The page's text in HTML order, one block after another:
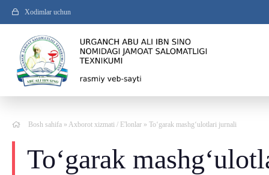
Xodimlar uchun
Bosh sahifa » Axborot xizmati / E'lonlar » Toʻgarak mashgʻulotlari jurnali
Toʻgarak